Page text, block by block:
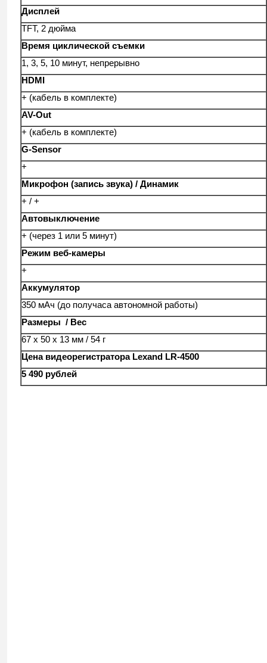
Дисплей
TFT, 2 дюйма
Время циклической съемки
1, 3, 5, 10 минут, непрерывно
HDMI
+ (кабель в комплекте)
AV-Out
+ (кабель в комплекте)
G-Sensor
+
Микрофон (запись звука) / Динамик
+ / +
Автовыключение
+ (через 1 или 5 минут)
Режим веб-камеры
+
Аккумулятор
350 мАч (до получаса автономной работы)
Размеры / Вес
67 х 50 х 13 мм / 54 г
Цена видеорегистратора Lexand LR-4500
5 490 рублей